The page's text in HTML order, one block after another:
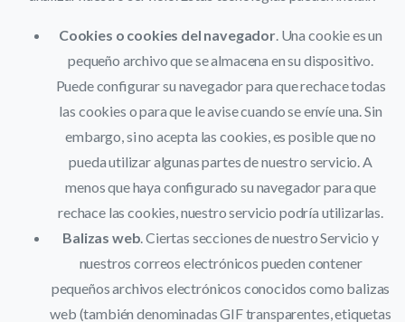
Cookies o cookies del navegador. Una cookie es un
pequeño archivo que se almacena en su dispositivo.
Puede configurar su navegador para que rechace todas
las cookies o para que le avise cuando se envíe una. Sin
embargo, si no acepta las cookies, es posible que no
pueda utilizar algunas partes de nuestro servicio. A
menos que haya configurado su navegador para que
rechace las cookies, nuestro servicio podría utilizarlas.
Balizas web. Ciertas secciones de nuestro Servicio y
nuestros correos electrónicos pueden contener
pequeños archivos electrónicos conocidos como balizas
web (también denominadas GIF transparentes, etiquetas